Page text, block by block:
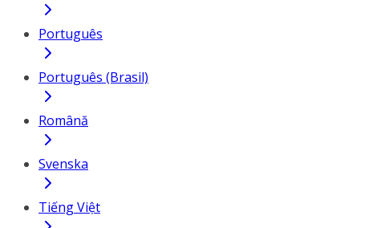
Português
Português (Brasil)
Română
Svenska
Tiếng Việt